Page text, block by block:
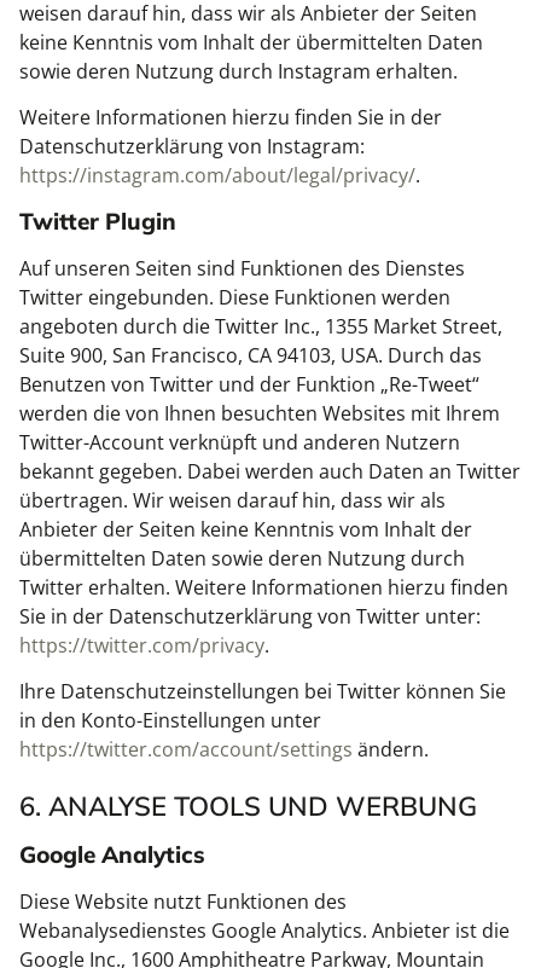
weisen darauf hin, dass wir als Anbieter der Seiten
keine Kenntnis vom Inhalt der übermittelten Daten
sowie deren Nutzung durch Instagram erhalten.
Weitere Informationen hierzu finden Sie in der
Datenschutzerklärung von Instagram:
https://instagram.com/about/legal/privacy/.
Twitter Plugin
Auf unseren Seiten sind Funktionen des Dienstes
Twitter eingebunden. Diese Funktionen werden
angeboten durch die Twitter Inc., 1355 Market Street,
Suite 900, San Francisco, CA 94103, USA. Durch das
Benutzen von Twitter und der Funktion „Re-Tweet“
werden die von Ihnen besuchten Websites mit Ihrem
Twitter-Account verknüpft und anderen Nutzern
bekannt gegeben. Dabei werden auch Daten an Twitter
übertragen. Wir weisen darauf hin, dass wir als
Anbieter der Seiten keine Kenntnis vom Inhalt der
übermittelten Daten sowie deren Nutzung durch
Twitter erhalten. Weitere Informationen hierzu finden
Sie in der Datenschutzerklärung von Twitter unter:
https://twitter.com/privacy.
Ihre Datenschutzeinstellungen bei Twitter können Sie
in den Konto-Einstellungen unter
https://twitter.com/account/settings ändern.
6. ANALYSE TOOLS UND WERBUNG
Google Analytics
Diese Website nutzt Funktionen des
Webanalysedienstes Google Analytics. Anbieter ist die
Google Inc., 1600 Amphitheatre Parkway, Mountain